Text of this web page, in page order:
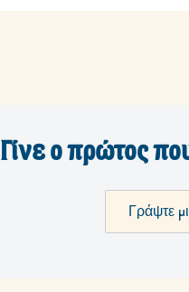
Γίνε ο πρώτος
Γράψτε